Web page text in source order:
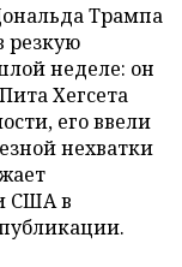
Трампа
резкую
неделе: он
Хегсета
его ввели
нехватки
США в